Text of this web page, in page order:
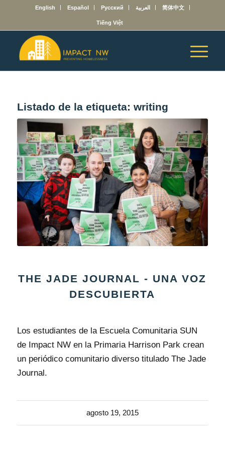
English Español Русский العربية 简体中文
Tiếng Việt
Listado de la etiqueta: writing
THE JADE JOURNAL - UNA VOZ
DESCUBIERTA
Los estudiantes de la Escuela Comunitaria SUN
de Impact NW en la Primaria Harrison Park crean
un periódico comunitario diverso titulado The Jade
Journal.
agosto 19, 2015